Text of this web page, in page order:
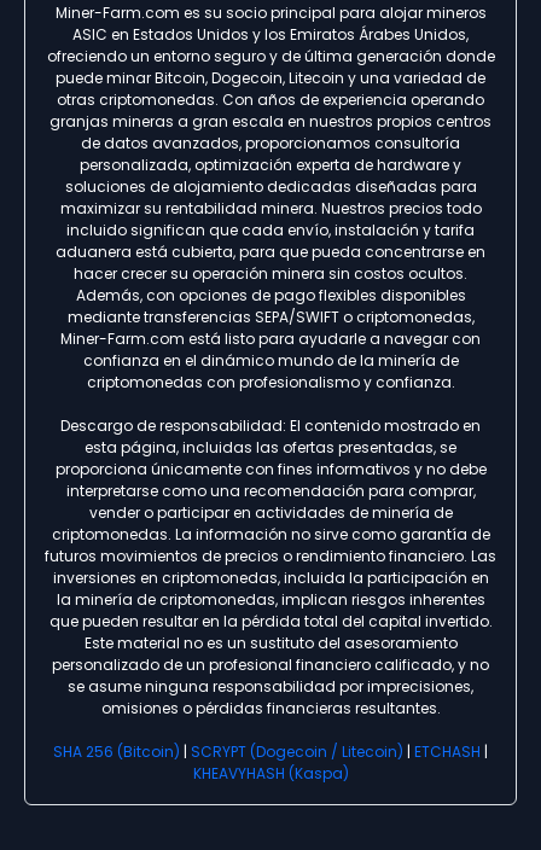
Miner-Farm.com es su socio principal para alojar mineros
ASIC en Estados Unidos y los Emiratos Árabes Unidos,
ofreciendo un entorno seguro y de última generación donde
puede minar Bitcoin, Dogecoin, Litecoin y una variedad de
otras criptomonedas. Con años de experiencia operando
granjas mineras a gran escala en nuestros propios centros
de datos avanzados, proporcionamos consultoría
personalizada, optimización experta de hardware y
soluciones de alojamiento dedicadas diseñadas para
maximizar su rentabilidad minera. Nuestros precios todo
incluido significan que cada envío, instalación y tarifa
aduanera está cubierta, para que pueda concentrarse en
hacer crecer su operación minera sin costos ocultos.
Además, con opciones de pago flexibles disponibles
mediante transferencias SEPA/SWIFT o criptomonedas,
Miner-Farm.com está listo para ayudarle a navegar con
confianza en el dinámico mundo de la minería de
criptomonedas con profesionalismo y confianza.
Descargo de responsabilidad: El contenido mostrado en
esta página, incluidas las ofertas presentadas, se
proporciona únicamente con fines informativos y no debe
interpretarse como una recomendación para comprar,
vender o participar en actividades de minería de
criptomonedas. La información no sirve como garantía de
futuros movimientos de precios o rendimiento financiero. Las
inversiones en criptomonedas, incluida la participación en
la minería de criptomonedas, implican riesgos inherentes
que pueden resultar en la pérdida total del capital invertido.
Este material no es un sustituto del asesoramiento
personalizado de un profesional financiero calificado, y no
se asume ninguna responsabilidad por imprecisiones,
omisiones o pérdidas financieras resultantes.
SHA 256 (Bitcoin) | SCRYPT (Dogecoin / Litecoin) | ETCHASH |
KHEAVYHASH (Kaspa)